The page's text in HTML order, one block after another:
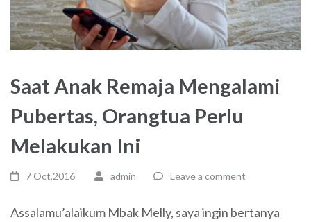
Saat Anak Remaja Mengalami
Pubertas, Orangtua Perlu
Melakukan Ini
7 Oct,2016 admin Leave a comment
Assalamu’alaikum Mbak Melly, saya ingin bertanya